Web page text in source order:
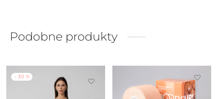
Podobne produkty
- 30 %